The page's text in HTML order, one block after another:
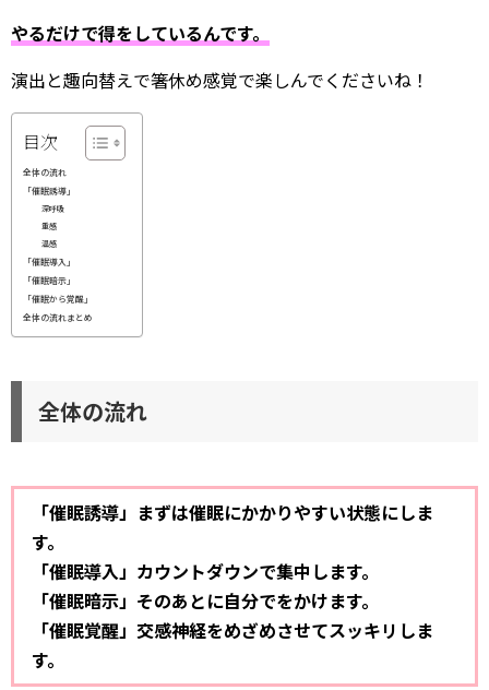
やるだけで得をしているんです。
演出と趣向替えで箸休め感覚で楽しんでくださいね！
目次
全体の流れ
「催眠誘導」
深呼吸
重感
温感
「催眠導入」
「催眠暗示」
「催眠から覚醒」
全体の流れまとめ
全体の流れ
「催眠誘導」まずは催眠にかかりやすい状態にしま
す。
「催眠導入」カウントダウンで集中します。
「催眠暗示」そのあとに自分でをかけます。
「催眠覚醒」交感神経をめざめさせてスッキリしま
す。